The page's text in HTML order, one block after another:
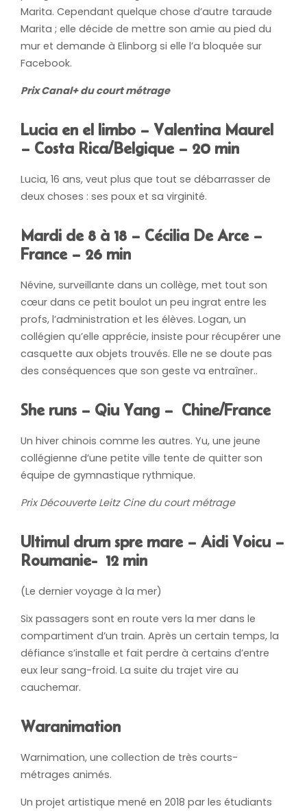
Marita. Cependant quelque chose d’autre taraude
Marita ; elle décide de mettre son amie au pied du
mur et demande à Elinborg si elle l’a bloquée sur
Facebook.
Prix Canal+ du court métrage
Lucia en el limbo – Valentina Maurel
– Costa Rica/Belgique – 20 min
Lucia, 16 ans, veut plus que tout se débarrasser de
deux choses : ses poux et sa virginité.
Mardi de 8 à 18 – Cécilia De Arce –
France – 26 min
Névine, surveillante dans un collège, met tout son
cœur dans ce petit boulot un peu ingrat entre les
profs, l’administration et les élèves. Logan, un
collégien qu’elle apprécie, insiste pour récupérer une
casquette aux objets trouvés. Elle ne se doute pas
des conséquences que son geste va entraîner..
She runs – Qiu Yang – Chine/France
Un hiver chinois comme les autres. Yu, une jeune
collégienne d’une petite ville tente de quitter son
équipe de gymnastique rythmique.
Prix Découverte Leitz Cine du court métrage
Ultimul drum spre mare – Aidi Voicu –
Roumanie- 12 min
(Le dernier voyage à la mer)
Six passagers sont en route vers la mer dans le
compartiment d’un train. Après un certain temps, la
défiance s’installe et fait perdre à certains d’entre
eux leur sang-froid. La suite du trajet vire au
cauchemar.
Waranimation
Warnimation, une collection de très courts-
métrages animés.
Un projet artistique mené en 2018 par les étudiants